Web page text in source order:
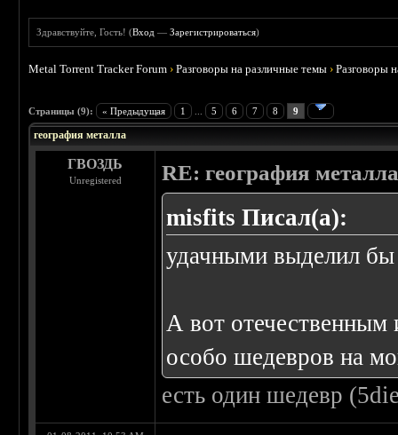
Здравствуйте, Гость! (Вход —Зарегистрироваться)
Metal Torrent Tracker Forum ›Разговоры на различные темы ›Разговоры
Страницы (9): « Предыдущая 1 5 6 7 8 9
география металла
ГВОЗДЬ
Unregistered RE: география
misfits Писал(а):
удачными выделил
А вот отечественным
особо шедевров на
есть один шедевр